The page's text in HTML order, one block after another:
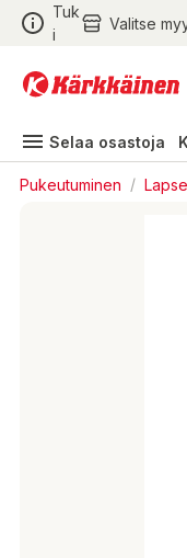
Tuk
i
Valitse
Selaa osastoja
Pukeutuminen /